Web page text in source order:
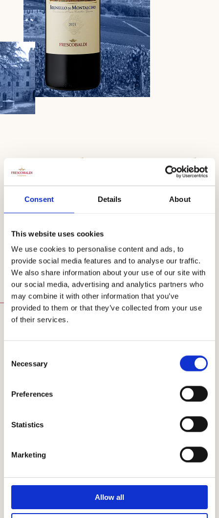
Consent Details About
This website uses cookies
We use cookies to personalise content and ads, to
provide social media features and to analyse our traffic.
We also share information about your use of our site with
our social media, advertising and analytics partners who
may combine it with other information that you’ve
provided to them or that they’ve collected from your use
of their services.
Selection
Necessary
Preferences
Statistics
Marketing
Allow all
CastelGiocondo
Equilibrato e di carattere
Nasce da una rigorosa selezione di sole uve Sangiovese nel
vigneto, dove si rispettano scrupolosamente tutte le
caratteristiche necessarie ad esaltare questa antico vitigno.
Scopri